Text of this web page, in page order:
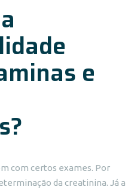
e
com certos exames. Por
da creatinina. Já a